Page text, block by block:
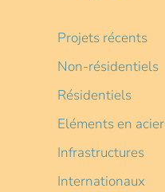
Projets récents
Non-résidentiels
Résidentiels
Eléments en acier
Infrastructures
Internationaux